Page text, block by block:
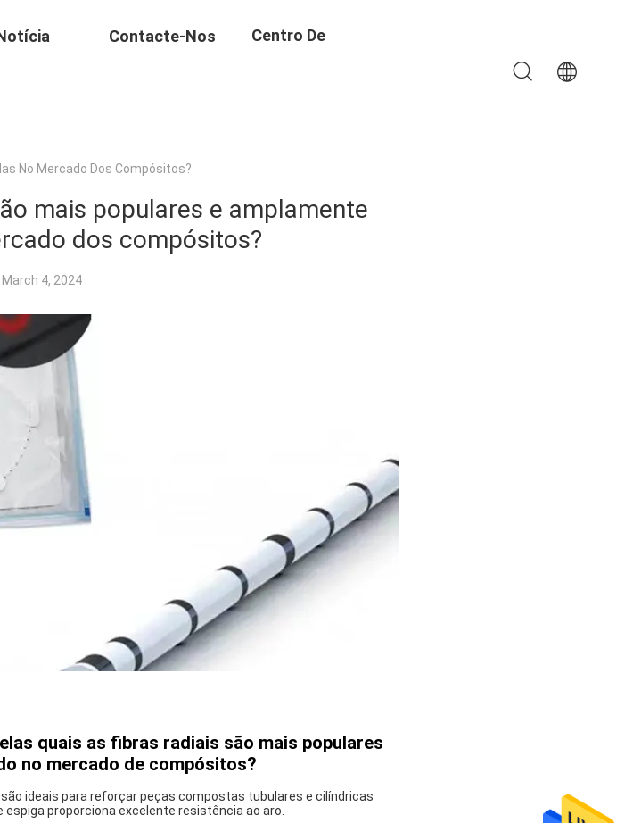
Contacte-Nos Centro De
No Mercado Dos Compósitos?
mais populares e amplamente
dos compósitos?
March 4, 2024
quais as fibras radiais são mais populares
no mercado de compósitos?
ideais para reforçar peças compostas tubulares e cilíndricas
proporciona excelente resistência ao aro.